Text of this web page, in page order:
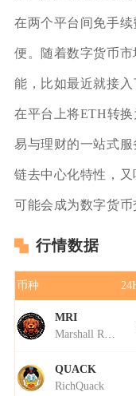
在两个平台间免手
便。随着数字货币
能，比如最近就接
在平台上将ETH转
易与理财的一站式
链去中心化特性，又
可能会成为数字货币
行情数据
币种
MRI
Marshall Rogan Inu
QUACK
RichQuack